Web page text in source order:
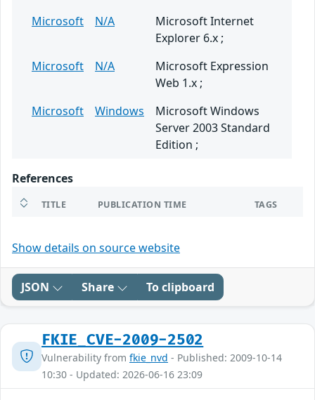
Microsoft
N/A
Microsoft Internet
Explorer 6.x ;
Microsoft
N/A
Microsoft Expression
Web 1.x ;
Microsoft
Windows
Microsoft Windows
Server 2003 Standard
Edition ;
References
TITLE PUBLICATION TIME TAGS
Show details on source website
JSON Share To clipboard
FKIE_CVE-2009-2502
Vulnerability from fkie_nvd - Published: 2009-10-14
10:30 - Updated: 2026-06-16 23:09